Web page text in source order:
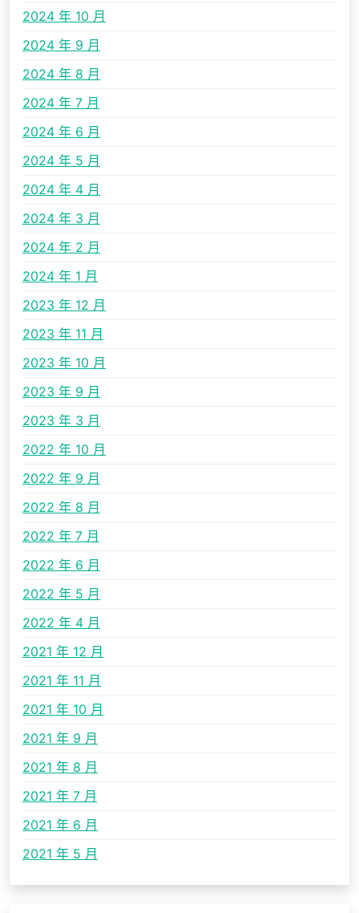
2024 年 10 月
2024 年 9 月
2024 年 8 月
2024 年 7 月
2024 年 6 月
2024 年 5 月
2024 年 4 月
2024 年 3 月
2024 年 2 月
2024 年 1 月
2023 年 12 月
2023 年 11 月
2023 年 10 月
2023 年 9 月
2023 年 3 月
2022 年 10 月
2022 年 9 月
2022 年 8 月
2022 年 7 月
2022 年 6 月
2022 年 5 月
2022 年 4 月
2021 年 12 月
2021 年 11 月
2021 年 10 月
2021 年 9 月
2021 年 8 月
2021 年 7 月
2021 年 6 月
2021 年 5 月